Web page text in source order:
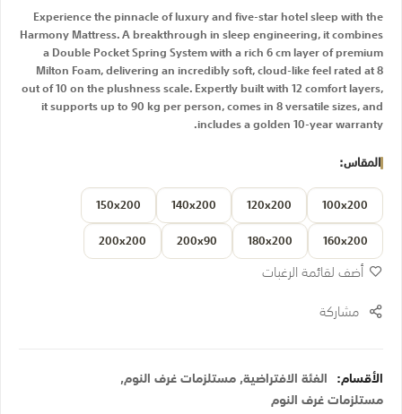
Experience the pinnacle of luxury and five-star hotel sleep with the
Harmony Mattress. A breakthrough in sleep engineering, it combines
a Double Pocket Spring System with a rich 6 cm layer of premium
Milton Foam, delivering an incredibly soft, cloud-like feel rated at 8
out of 10 on the plushness scale. Expertly built with 12 comfort layers,
it supports up to 90 kg per person, comes in 8 versatile sizes, and
includes a golden 10-year warranty.
المقاس
100x200
120x200
140x200
150x200
160x200
180x200
200x90
200x200
أضف لقائمة الرغبات
مشاركة
الأقسام: الفئة الافتراضية,مستلزمات غرف النوم,
مستلزمات غرف النوم